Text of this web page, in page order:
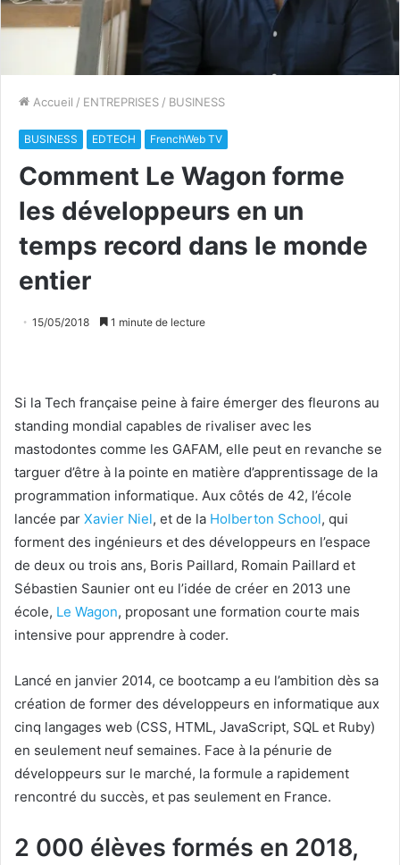
Accueil / ENTREPRISES / BUSINESS
BUSINESS EDTECH FrenchWeb TV
Comment Le Wagon forme
les développeurs en un
temps record dans le monde
entier
15/05/2018 1 minute de lecture
Si la Tech française peine à faire émerger des fleurons au
standing mondial capables de rivaliser avec les
mastodontes comme les GAFAM, elle peut en revanche se
targuer d’être à la pointe en matière d’apprentissage de la
programmation informatique. Aux côtés de 42, l’école
lancée par Xavier Niel, et de la Holberton School, qui
forment des ingénieurs et des développeurs en l’espace
de deux ou trois ans, Boris Paillard, Romain Paillard et
Sébastien Saunier ont eu l’idée de créer en 2013 une
école, Le Wagon, proposant une formation courte mais
intensive pour apprendre à coder.
Lancé en janvier 2014, ce bootcamp a eu l’ambition dès sa
création de former des développeurs en informatique aux
cinq langages web (CSS, HTML, JavaScript, SQL et Ruby)
en seulement neuf semaines. Face à la pénurie de
développeurs sur le marché, la formule a rapidement
rencontré du succès, et pas seulement en France.
2 000 élèves formés en 2018,